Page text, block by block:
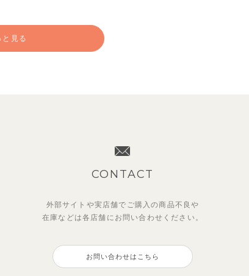
（税込） 2,970
（税込）
ン＆ワンピース
と見る
CONTACT
外部サイトや実店舗でご購入の商品不良や
在庫などは各店舗に お問い合わせください。
お問い合わせはこちら